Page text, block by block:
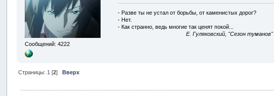
Сообщений: 4222
- Разве ты не устал от борьбы, от каменистых дорог?
- Нет.
- Как странно, ведь многие так ценят покой...
E. Гуляковский, "Сезон туманов"
Страницы: 1 [2] Вверх